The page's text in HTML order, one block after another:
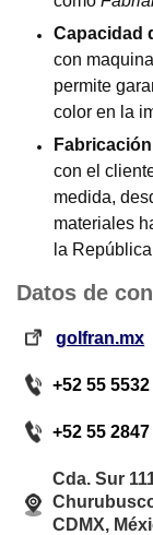
Capacidad
con
permite
color en la
con el
medida,
materiales
la
Datos de
golfran.mx
+52 55
+52 55
Cda. Sur
CDMX,